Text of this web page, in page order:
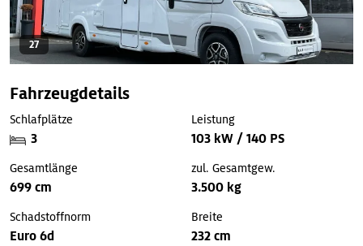
27
Fahrzeugdetails
Schlafplätze
3
Leistung
103 kW / 140 PS
Gesamtlänge
699 cm
zul. Gesamtgew.
3.500 kg
Schadstoffnorm
Euro 6d
Breite
232 cm